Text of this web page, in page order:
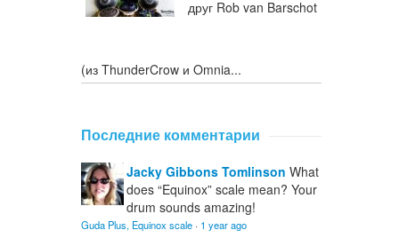
друг Rob van Barschot
(из ThunderCrow и Omnia...
Последние комментарии
Jacky Gibbons Tomlinson What
does “Equinox” scale mean? Your
drum sounds amazing!
Guda Plus, Equinox scale · 1 year ago